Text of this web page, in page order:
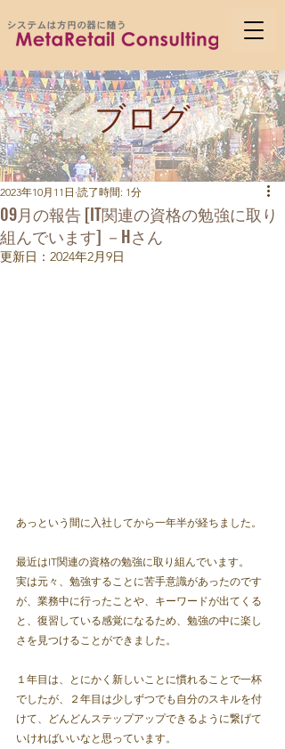
ブログ
09月の報告 [IT関連の資格の勉強に取り
組んでいます] －Hさん
2023年10月11日 読了時間: 1分
更新日： 2024年2月9日
あっという間に入社してから一年半が経ちました。
最近はIT関連の資格の勉強に取り組んでいます。
実は元々、勉強することに苦手意識があったのです
が、業務中に行ったことや、キーワードが出てくる
と、復習している感覚になるため、勉強の中に楽し
さを見つけることができました。
１年目は、とにかく新しいことに慣れることで一杯
でしたが、２年目は少しずつでも自分のスキルを付
けて、どんどんステップアップできるように繋げて
いければいいなと思っています。